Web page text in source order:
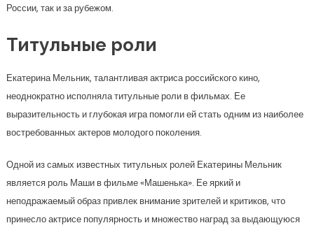
России, так и за рубежом.
Титульные роли
Екатерина Мельник, талантливая актриса российского кино,
неоднократно исполняла титульные роли в фильмах. Ее
выразительность и глубокая игра помогли ей стать одним из наиболее
востребованных актеров молодого поколения.
Одной из самых известных титульных ролей Екатерины Мельник
является роль Маши в фильме «Машенька». Ее яркий и
неподражаемый образ привлек внимание зрителей и критиков, что
принесло актрисе популярность и множество наград за выдающуюся